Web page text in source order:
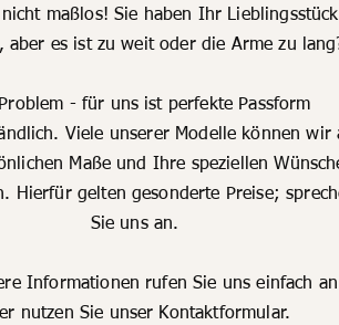
maßlos! Sie haben Ihr Lieblingsstück
aber es ist zu weit oder die Arme zu
- für uns ist perfekte Passform
Viele unserer Modelle können wir
Maße und Ihre speziellen
Hierfür gelten gesonderte Preise;
Sie uns an.
Informationen rufen Sie uns einfach an
nutzen Sie unser Kontaktformular.